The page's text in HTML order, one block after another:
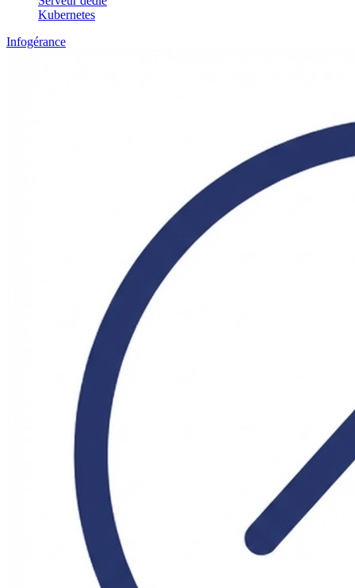
Kubernetes
Infogérance